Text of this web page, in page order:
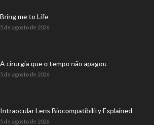
Bring me to Life
5 de agosto de 2026
A cirurgia que o tempo não apagou
5 de agosto de 2026
Intraocular Lens Biocompatibility Explained
5 de agosto de 2026